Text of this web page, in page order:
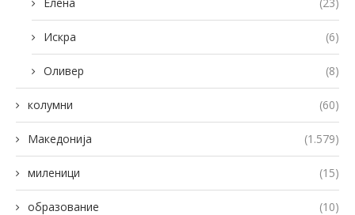
Искра (6)
Оливер (8)
колумни (60)
Македонија (1.579)
миленици (15)
образование (10)